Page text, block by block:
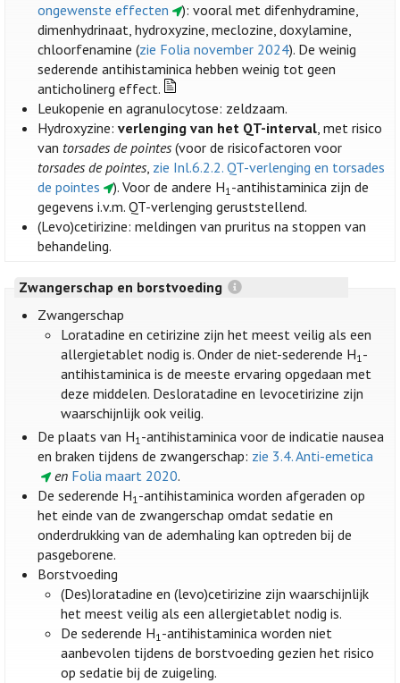
ongewenste effecten
): vooral met difenhydramine,
dimenhydrinaat, hydroxyzine, meclozine, doxylamine,
chloorfenamine (zie Folia november 2024). De weinig
sederende antihistaminica hebben weinig tot geen
anticholinerg effect.
Leukopenie en agranulocytose: zeldzaam.
Hydroxyzine:verlenging van het QT-interval, met risico
van torsades de pointes (voor de risicofactoren voor
torsades de pointes, zie Inl.6.2.2. QT-verlenging en torsades
de pointes
). Voor de andere H1-antihistaminica zijn de
gegevens i.v.m. QT-verlenging geruststellend.
(Levo)cetirizine: meldingen van pruritus na stoppen van
behandeling.
Zwangerschap en borstvoeding
Zwangerschap
Loratadine en cetirizine zijn het meest veilig als een
allergietablet nodig is. Onder de niet-sederende H1-
antihistaminica is de meeste ervaring opgedaan met
deze middelen. Desloratadine en levocetirizine zijn
waarschijnlijk ook veilig.
De plaats van H1-antihistaminica voor de indicatie nausea
en braken tijdens de zwangerschap: zie 3.4. Anti-emetica
en Folia maart 2020.
De sederende H1-antihistaminica worden afgeraden op
het einde van de zwangerschap omdat sedatie en
onderdrukking van de ademhaling kan optreden bij de
pasgeborene.
Borstvoeding
(Des)loratadine en (levo)cetirizine zijn waarschijnlijk
het meest veilig als een allergietablet nodig is.
De sederende H1-antihistaminica worden niet
aanbevolen tijdens de borstvoeding gezien het risico
op sedatie bij de zuigeling.